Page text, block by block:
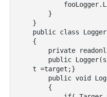
}
public class Logger
{
t =target;}